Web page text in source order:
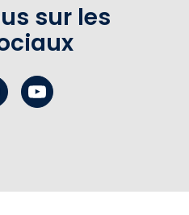
sur les